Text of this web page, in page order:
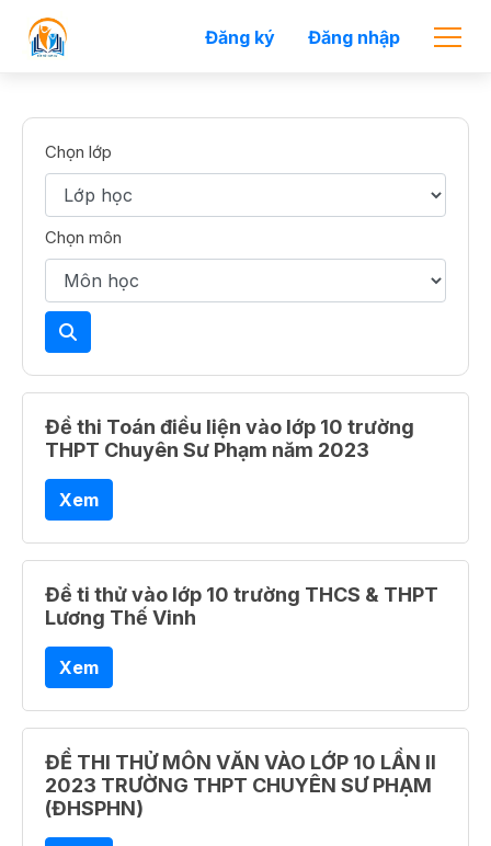
Đăng ký Đăng nhập
Chọn lớp
Chọn môn
Đề thi Toán điều liện vào lớp 10 trường
THPT Chuyên Sư Phạm năm 2023
Xem
Đề ti thử vào lớp 10 trường THCS & THPT
Lương Thế Vinh
Xem
ĐỀ THI THỬ MÔN VĂN VÀO LỚP 10 LẦN II
2023 TRƯỜNG THPT CHUYÊN SƯ PHẠM
(ĐHSPHN)